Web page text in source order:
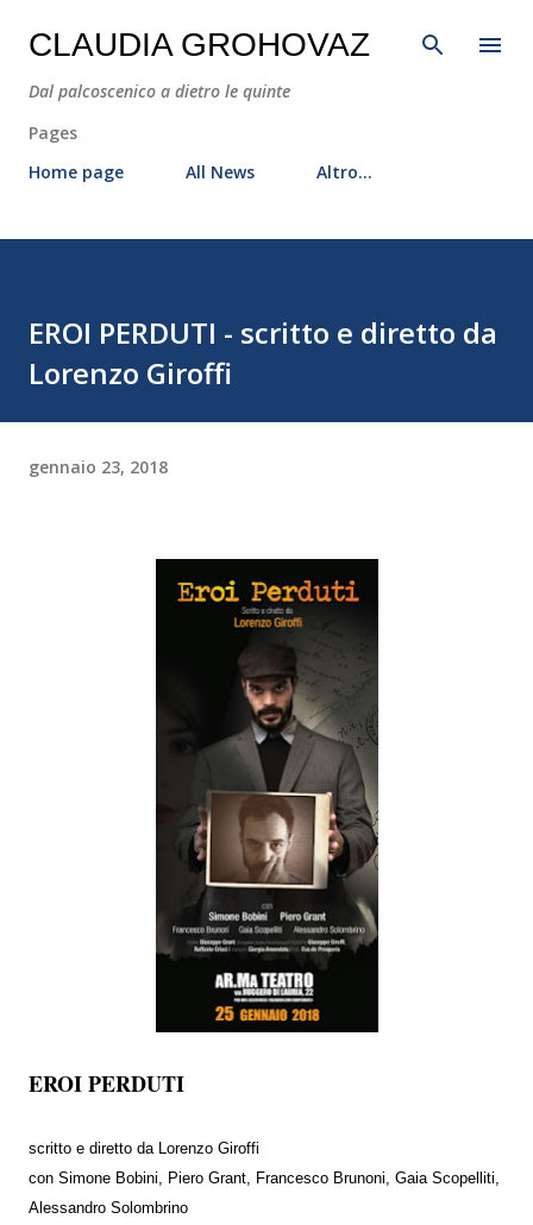
Passa ai contenuti principali
CLAUDIA GROHOVAZ
Dal palcoscenico a dietro le quinte
Pages
Home page
All News Altro…
EROI PERDUTI - scritto e diretto da
Lorenzo Giroffi
gennaio 23, 2018
EROI PERDUTI
scritto e diretto da Lorenzo Giroffi
con Simone Bobini, Piero Grant, Francesco Brunoni, Gaia Scopelliti,
Alessandro Solombrino